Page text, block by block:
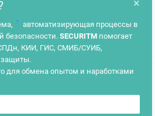
×
?
автоматизирующая процессы в
безопасности. SECURITM помогает
КИИ, ГИС, СМИБ/СУИБ,
защиты.
для обмена опытом и наработками